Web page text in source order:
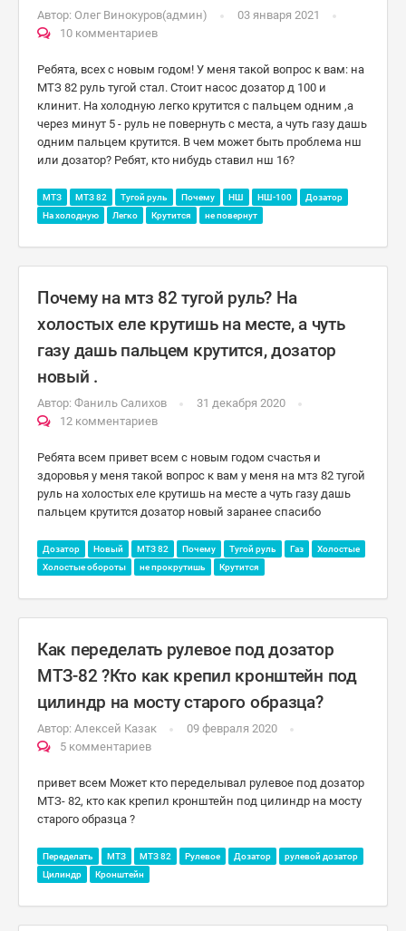
Автор: Олег Винокуров(админ)
03 января 2021
10 комментариев
Ребята, всех с новым годом! У меня такой вопрос к вам: на
МТЗ 82 руль тугой стал. Стоит насос дозатор д 100 и
клинит. На холодную легко крутится с пальцем одним ,а
через минут 5 - руль не повернуть с места, а чуть газу дашь
одним пальцем крутится. В чем может быть проблема нш
или дозатор? Ребят, кто нибудь ставил нш 16?
МТЗ МТЗ 82 Тугой руль Почему НШ НШ-100
Дозатор
На холодную
Легко Крутится не повернут
Почему на мтз 82 тугой руль? На
холостых еле крутишь на месте, а чуть
газу дашь пальцем крутится, дозатор
новый .
Автор: Фаниль Салихов
31 декабря 2020
12 комментариев
Ребята всем привет всем с новым годом счастья и
здоровья у меня такой вопрос к вам у меня на мтз 82 тугой
руль на холостых еле крутишь на месте а чуть газу дашь
пальцем крутится дозатор новый заранее спасибо
Дозатор Новый МТЗ 82 Почему Тугой руль Газ
Холостые
Холостые обороты
не прокрутишь Крутится
Как переделать рулевое под дозатор
МТЗ-82 ?Кто как крепил кронштейн под
цилиндр на мосту старого образца?
Автор: Алексей Казак
09 февраля 2020
5 комментариев
привет всем Может кто переделывал рулевое под дозатор
МТЗ- 82, кто как крепил кронштейн под цилиндр на мосту
старого образца ?
Переделать МТЗ МТЗ 82 Рулевое Дозатор
рулевой дозатор
Цилиндр
Кронштейн